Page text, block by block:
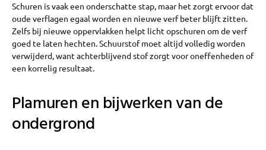
Schuren is vaak een onderschatte stap, maar het zorgt ervoor dat
oude verflagen egaal worden en nieuwe verf beter blijft zitten.
Zelfs bij nieuwe oppervlakken helpt licht opschuren om de verf
goed te laten hechten. Schuurstof moet altijd volledig worden
verwijderd, want achterblijvend stof zorgt voor oneffenheden of
een korrelig resultaat.
Plamuren en bijwerken van de
ondergrond